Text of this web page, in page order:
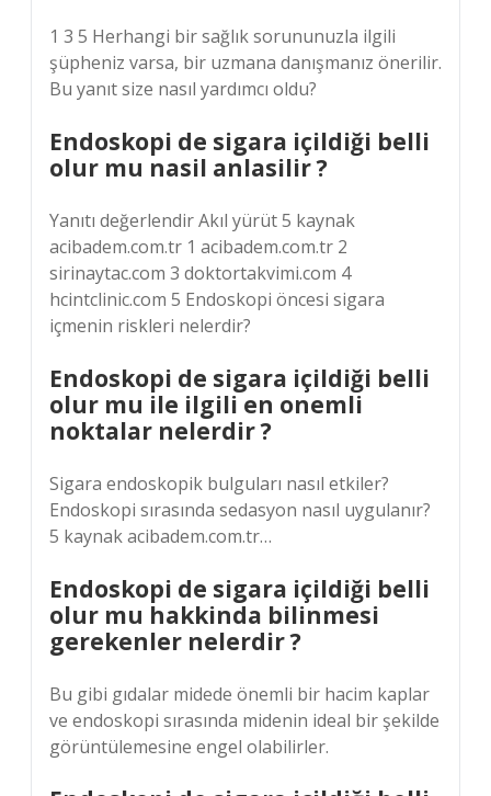
1 3 5 Herhangi bir sağlık sorununuzla ilgili
şüpheniz varsa, bir uzmana danışmanız önerilir.
Bu yanıt size nasıl yardımcı oldu?
Endoskopi de sigara içildiği belli
olur mu nasil anlasilir ?
Yanıtı değerlendir Akıl yürüt 5 kaynak
acibadem.com.tr 1 acibadem.com.tr 2
sirinaytac.com 3 doktortakvimi.com 4
hcintclinic.com 5 Endoskopi öncesi sigara
içmenin riskleri nelerdir?
Endoskopi de sigara içildiği belli
olur mu ile ilgili en onemli
noktalar nelerdir ?
Sigara endoskopik bulguları nasıl etkiler?
Endoskopi sırasında sedasyon nasıl uygulanır?
5 kaynak acibadem.com.tr…
Endoskopi de sigara içildiği belli
olur mu hakkinda bilinmesi
gerekenler nelerdir ?
Bu gibi gıdalar midede önemli bir hacim kaplar
ve endoskopi sırasında midenin ideal bir şekilde
görüntülemesine engel olabilirler.